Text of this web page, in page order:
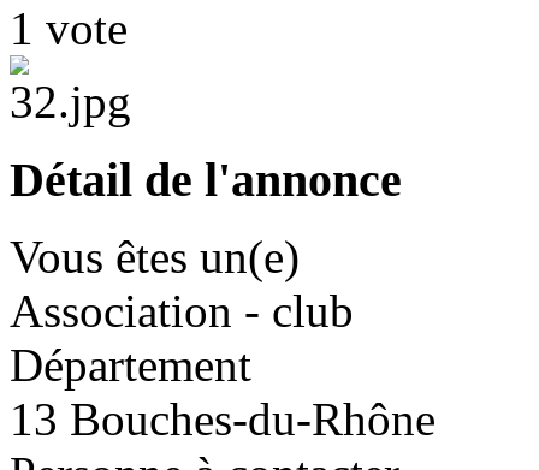
1 vote
Détail de l'annonce
Vous êtes un(e)
Association - club
Département
13 Bouches-du-Rhône